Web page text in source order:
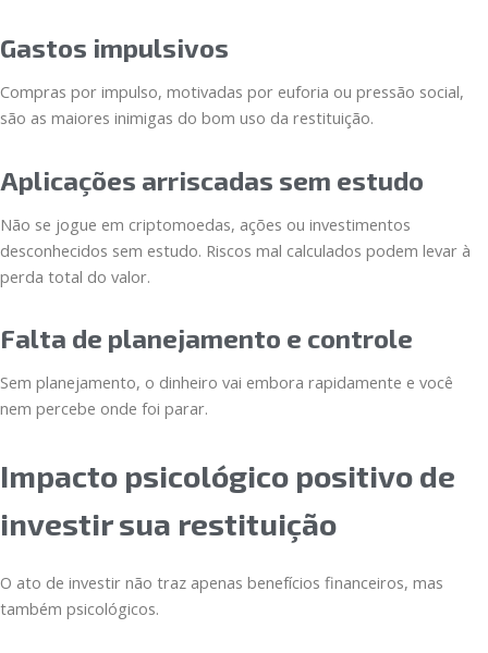
Gastos impulsivos
Compras por impulso, motivadas por euforia ou pressão social,
são as maiores inimigas do bom uso da restituição.
Aplicações arriscadas sem estudo
Não se jogue em criptomoedas, ações ou investimentos
desconhecidos sem estudo. Riscos mal calculados podem levar à
perda total do valor.
Falta de planejamento e controle
Sem planejamento, o dinheiro vai embora rapidamente e você
nem percebe onde foi parar.
Impacto psicológico positivo de
investir sua restituição
O ato de investir não traz apenas benefícios financeiros, mas
também psicológicos.